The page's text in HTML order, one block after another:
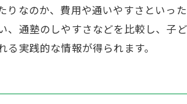
なのか、費用や通いやすさといっ
通塾のしやすさなどを比較し、子
実践的な情報が得られます。